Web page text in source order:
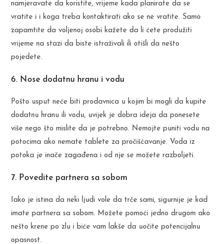
namjeravate da koristite, vrijeme kada planirate da se
vratite i i koga treba kontaktirati ako se ne vratite. Samo
zapamtite da voljenoj osobi kažete da li ćete produžiti
vrijeme na stazi da biste istraživali ili otišli da nešto
pojedete.
6. Nose dodatnu hranu i vodu
Pošto usput neće biti prodavnica u kojim bi mogli da kupite
dodatnu hranu ili vodu, uvijek je dobra ideja da ponesete
više nego što mislite da je potrebno. Nemojte puniti vodu na
potocima ako nemate tablete za pročišćavanje. Voda iz
potoka je inače zagađena i od nje se možete razboljeti.
7. Povedite partnera sa sobom
Iako je istina da neki ljudi vole da trče sami, sigurnije je kad
imate partnera sa sobom. Možete pomoći jedno drugom ako
nešto krene po zlu i biće vam lakše da uočite potencijalnu
opasnost.